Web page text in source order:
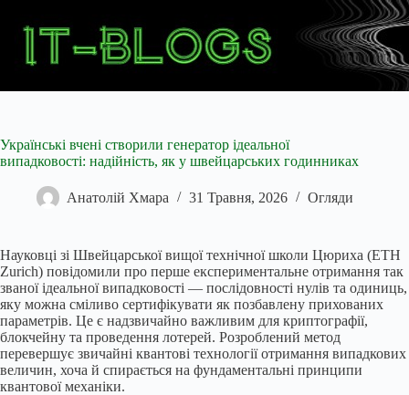
Українські вчені створили генератор ідеальної
випадковості: надійність, як у швейцарських годинниках
Анатолій Хмара 31 Травня, 2026 Огляди
Науковці зі Швейцарської вищої технічної школи Цюриха (ETH
Zurich) повідомили про перше експериментальне отримання так
званої ідеальної випадковості — послідовності нулів та одиниць,
яку можна сміливо сертифікувати як позбавлену прихованих
параметрів. Це є надзвичайно важливим для криптографії,
блокчейну та проведення лотерей. Розроблений метод
перевершує звичайні квантові технології отримання випадкових
величин, хоча й спирається на фундаментальні принципи
квантової механіки.